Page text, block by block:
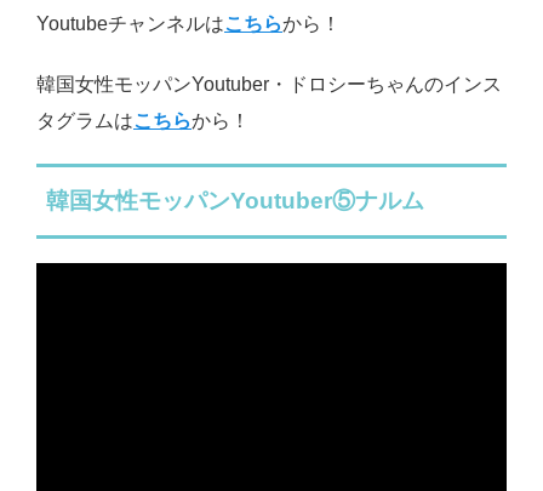
Youtubeチャンネルはこちらから！
韓国女性モッパンYoutuber・ドロシーちゃんのインス
タグラムはこちらから！
韓国女性モッパンYoutuber⑤ナルム